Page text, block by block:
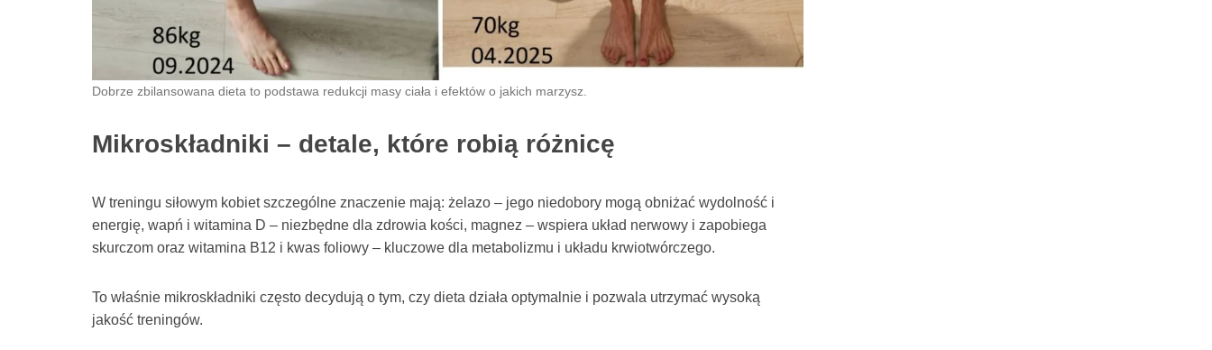
Dobrze zbilansowana dieta to podstawa redukcji masy ciała i efektów o jakich marzysz.
Mikroskładniki – detale, które robią różnicę
W treningu siłowym kobiet szczególne znaczenie mają: żelazo – jego niedobory mogą obniżać wydolność i
energię, wapń i witamina D – niezbędne dla zdrowia kości, magnez – wspiera układ nerwowy i zapobiega
skurczom oraz witamina B12 i kwas foliowy – kluczowe dla metabolizmu i układu krwiotwórczego.
To właśnie mikroskładniki często decydują o tym, czy dieta działa optymalnie i pozwala utrzymać wysoką
jakość treningów.